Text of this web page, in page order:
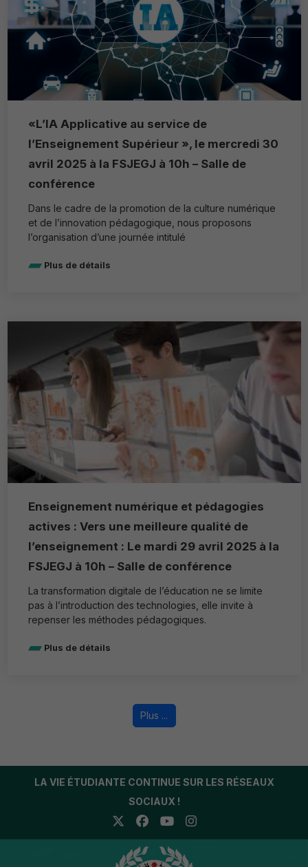
«L’IA Applicative au service de
l’Enseignement Supérieur », le mercredi 30
avril 2025 à la FSJEGJ à 10h – Salle de
conférence
Dans le cadre de la promotion de la culture numérique
et de l’innovation pédagogique, nous proposons
l’organisation d’une journée intitulé
Plus de détails
Enseignement numérique et pédagogies
actives : Vers une meilleure qualité de
l’enseignement : Le mardi 29 avril 2025 à la
FSJEGJ à 10h – Salle de conférence
La transformation digitale de l’éducation ne se limite
pas à l’introduction des technologies, elle invite à
repenser les méthodes pédagogiques.
Plus de détails
Plus ...
LA VIE ÉTUDIANTE CONTINUE SUR LES RÉSEAUX
SOCIAUX !